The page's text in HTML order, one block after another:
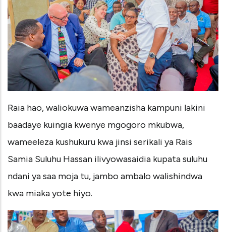
Raia hao, waliokuwa wameanzisha kampuni lakini
baadaye kuingia kwenye mgogoro mkubwa,
wameeleza kushukuru kwa jinsi serikali ya Rais
Samia Suluhu Hassan ilivyowasaidia kupata suluhu
ndani ya saa moja tu, jambo ambalo walishindwa
kwa miaka yote hiyo.